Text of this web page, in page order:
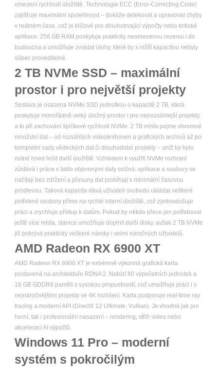
omezení rychlostí úložiště. Technologie ECC (Error-Correcting Code)
zajišťuje maximální spolehlivost – dokáže detekovat a opravovat chyby
v reálném čase, což je klíčové pro dlouhotrvající výpočty nebo kritické
aplikace. 256 GB RAM poskytuje prakticky neomezenou rezervu i do
budoucna a umožňuje zvládat úlohy, které by s nižší kapacitou nebyly
vůbec proveditelné.
2 TB NVMe SSD – maximální
prostor i pro největší projekty
Sestava je osazena NVMe SSD jednotkou o kapacitě 2 TB, která
poskytuje mimořádně velký úložný prostor i pro nejrozsáhlejší projekty,
a to při zachování špičkové rychlosti NVMe. 2 TB místa pojme ohromné
množství dat – od rozsáhlých videoknihoven a grafických archivů až po
kompletní sady vědeckých dat či dlouhodobé projekty – aniž by bylo
nutné hned řešit další úložiště. Vzhledem k využití NVMe rozhraní
zůstává i práce s takto objemnými daty svižná: aplikace a soubory se
načítají bez zdržení a přesuny dat probíhají s minimální časovou
prodlevou. Taková kapacita dává uživateli svobodu ukládat veškeré
potřebné soubory přímo na rychlé interní úložiště, což zjednodušuje
práci a zrychluje přístup k datům. Pokud by někdo přece jen potřeboval
ještě více místa, stanice umožňuje doplnit další disky, avšak 2 TB NVMe
již pokrývá prakticky veškeré nároky i velmi náročných uživatelů.
AMD Radeon RX 6900 XT
AMD Radeon RX 6900 XT je extrémně výkonná grafická karta
postavená na architektuře RDNA 2. Nabízí 80 výpočetních jednotek a
16 GB GDDR6 paměti s vysokou propustností, což umožňuje práci i s
nejnáročnějšími projekty ve 4K rozlišení. Karta podporuje real-time ray
tracing a moderní API (DirectX 12 Ultimate, Vulkan). Je vhodná jak pro
herní, tak i profesionální nasazení – rendering, střih videa nebo
akceleraci AI výpočtů.
Windows 11 Pro – moderní
systém s pokročilým